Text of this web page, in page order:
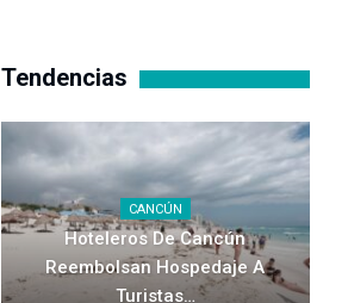
Tendencias
CANCÚN
Hoteleros De Cancún
Reembolsan Hospedaje A
Turistas…